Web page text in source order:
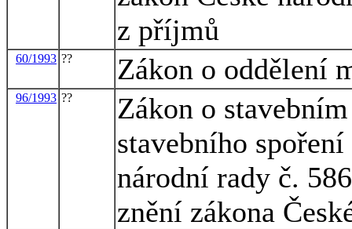
z příjmů
60/1993 ?? Zákon o oddělení
96/1993 ??
Zákon o
stavebního
národní rady č.
znění zákona